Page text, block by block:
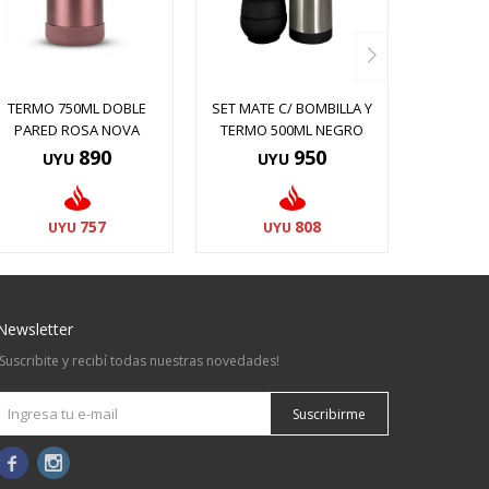
TERMO 750ML DOBLE
PARED ROSA NOVA
UYU 890
UYU 757
SET MATE C/ BOMBILLA Y
TERMO 500ML NEGRO
UYU 950
UYU 808
y recibí todas nuestras novedades!
Suscribirme
 